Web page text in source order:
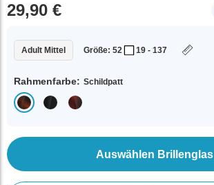
29,90 €
Adult Mittel Größe: 52 19 - 137
Rahmenfarbe: Schildpatt
Auswählen Brillenglas